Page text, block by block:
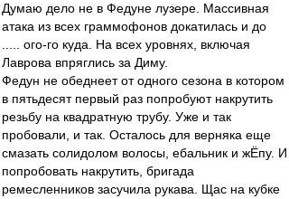
Думаю дело не в Федуне лузере. Массивная
атака из всех граммофонов докатилась и до
..... ого-го куда. На всех уровнях, включая
Лаврова впряглись за Диму.
Федун не обеднеет от одного сезона в котором
в пятьдесят первый раз попробуют накрутить
резьбу на квадратную трубу. Уже и так
пробовали, и так. Осталось для верняка еще
смазать солидолом волосы, ебальник и жЁпу. И
попробовать накрутить, бригада
ремесленников засучила рукава. Щас на кубке